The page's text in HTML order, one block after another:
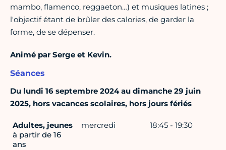
mambo, flamenco, reggaeton…) et musiques latines ;
l'objectif étant de brûler des calories, de garder la
forme, de se dépenser.
Animé par Serge et Kevin.
Séances
Du lundi 16 septembre 2024 au dimanche 29 juin
2025, hors vacances scolaires, hors jours fériés
Adultes, jeunes
à partir de 16
ans
mercredi 18:45 - 19:30